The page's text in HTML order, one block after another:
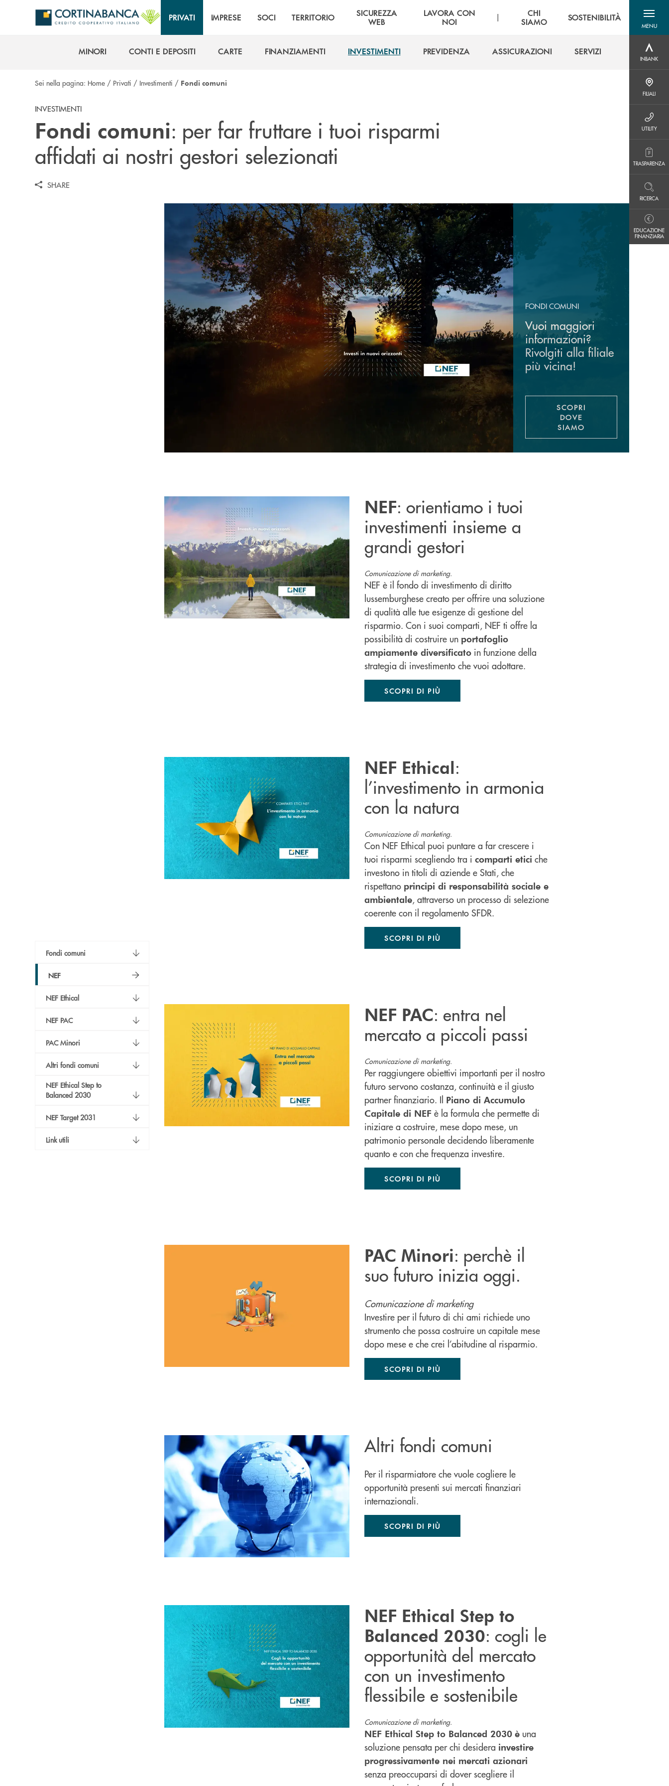
Salta al contenuto principale
PRIVATI IMPRESE SOCI TERRITORIO
SICUREZZA
WEB
LAVORA CON
NOI
|
CHI
SIAMO
SOSTENIBILITÀ
MENU
menu
INBANK
INBANK
FILIALI
UTILITY
TRASPARENZA
RICERCA
EDUCAZIONE
FINANZIARIA
EDUCAZIONE FINANZIARIA
MINORI
CONTI E DEPOSITI
CARTE
FINANZIAMENTI
INVESTIMENTI
PREVIDENZA
ASSICURAZIONI
SERVIZI
Sei nella pagina: Home / Privati / Investimenti / Fondi comuni
INVESTIMENTI
Fondi comuni: per far fruttare i tuoi risparmi
affidati ai nostri gestori selezionati
SHARE
Fondi comuni
NEF
NEF Ethical
NEF PAC
PAC Minori
Altri fondi comuni
NEF Ethical Step to
Balanced 2030
NEF Target 2031
Link utili
FONDI COMUNI
Vuoi maggiori
informazioni?
Rivolgiti alla filiale
più vicina!
SCOPRI
DOVE
SIAMO
NEF: orientiamo i tuoi
investimenti insieme a
grandi gestori
Comunicazione di marketing.
NEF è il fondo di investimento di diritto
lussemburghese creato per offrire una soluzione
di qualità alle tue esigenze di gestione del
risparmio. Con i suoi comparti, NEF ti offre la
possibilità di costruire un portafoglio
ampiamente diversificatoin funzione della
strategia di investimento che vuoi adottare.
SCOPRI DI PIÙ
NEF Ethical:
l’investimento in armonia
con la natura
Comunicazione di marketing.
Con NEF Ethical puoi puntare a far crescere i
tuoi risparmi scegliendo tra i comparti etici che
investono in titoli di aziende e Stati, che
rispettano principi di responsabilità sociale e
ambientale, attraverso un processo di selezione
coerente con il regolamento SFDR.
SCOPRI DI PIÙ
NEF PAC: entra nel
mercato a piccoli passi
Comunicazione di marketing.
Per raggiungere obiettivi importanti per il nostro
futuro servono costanza, continuità e il giusto
partner finanziario. Il Piano di Accumulo
Capitale di NEF è la formula che permette di
iniziare a costruire, mese dopo mese, un
patrimonio personale decidendo liberamente
quanto e con che frequenza investire.
SCOPRI DI PIÙ
PAC Minori: perchè il
suo futuro inizia oggi.
Comunicazione di marketing
Investire per il futuro di chi ami richiede uno
strumento che possa costruire un capitale mese
dopo mese e che crei l’abitudine al risparmio.
SCOPRI DI PIÙ
Altri fondi comuni
Per il risparmiatore che vuole cogliere le
opportunità presenti sui mercati finanziari
internazionali.
SCOPRI DI PIÙ
NEF Ethical Step to
Balanced 2030: cogli le
opportunità del mercato
con un investimento
flessibile e sostenibile
Comunicazione di marketing.
NEF Ethical Step to Balanced 2030 èuna
soluzione pensata per chi desidera investire
progressivamente nei mercati azionari
senza preoccuparsi di dover scegliere il